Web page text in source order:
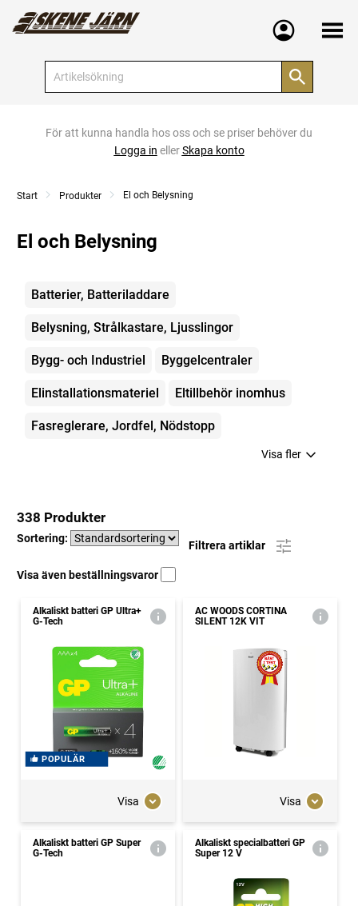
Meny
För att kunna handla hos oss och se priser behöver du
Logga in ellerSkapa konto
Start Produkter El och Belysning
El och Belysning
Kategorier
Batterier, Batteriladdare
Belysning, Strålkastare, Ljusslingor
Bygg- och Industriel Byggelcentraler
Elinstallationsmateriel Eltillbehör inomhus
Fasreglerare, Jordfel, Nödstopp
Visa fler
338 Produkter
Sortering:
Filtrera artiklar
Visa även beställningsvaror
Alkaliskt batteri GP Ultra+
G-Tech
POPULÄR
Visa
AC WOODS CORTINA
SILENT 12K VIT
Visa
Alkaliskt batteri GP Super
G-Tech
Alkaliskt specialbatteri GP
Super 12 V